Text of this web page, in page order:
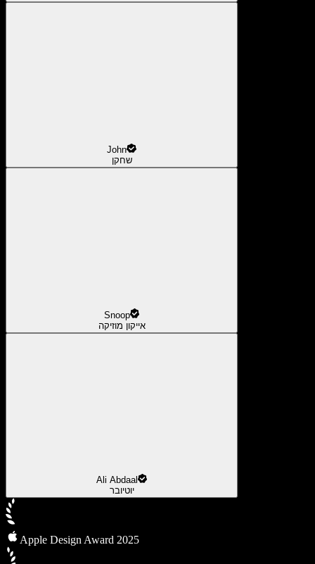
John
שחקן
Snoop
אייקון מוזיקה
Ali Abdaal
יוטיובר
Apple Design Award 2025